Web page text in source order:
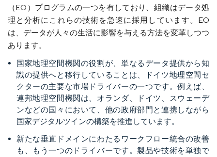
（EO）プログラムの一つを有しており、組織はデータ処
理と分析にこれらの技術を急速に採用しています。EO
は、データが人々の生活に影響を与える方法を変革しつつ
あります。
国家地理空間機関の役割が、単なるデータ提供から知
識の提供へと移行していることは、ドイツ地理空間セ
クターの主要な市場ドライバーの一つです。例えば、
連邦地理空間機関は、オランダ、ドイツ、スウェーデ
ンなどの国々において、他の政府部門と連携しながら
国家デジタルツインの構築を推進しています。
新たな垂直ドメインにわたるワークフロー統合の改善
も、もう一つのドライバーです。製品や技術を単独で